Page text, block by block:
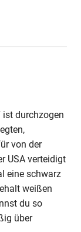
ist durchzogen
von der
USA verteidigt
eine schwarz
weißen
du so
über